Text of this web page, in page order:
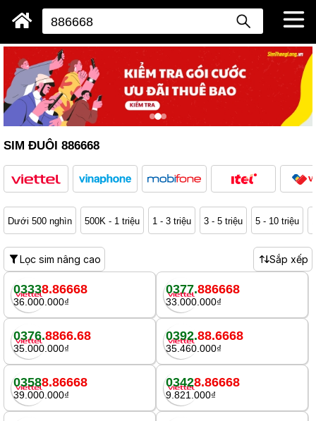
SIM ĐUÔI 886668
Dưới 500 nghìn 500K - 1 triệu 1 - 3 triệu 3 - 5 triệu 5 - 10 triệu
Lọc sim nâng cao Sắp xếp
03338.86668
36.000.000₫
0377.886668
33.000.000₫
0376.8866.68
35.000.000₫
0392.88.6668
35.460.000₫
03588.86668
39.000.000₫
03428.86668
9.821.000₫